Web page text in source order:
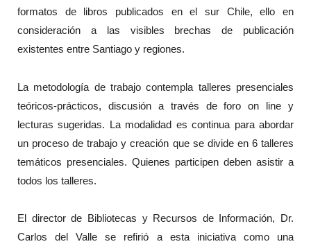
formatos de libros publicados en el sur Chile, ello en
consideración a las visibles brechas de publicación
existentes entre Santiago y regiones.
La metodología de trabajo contempla talleres presenciales
teóricos-prácticos, discusión a través de foro on line y
lecturas sugeridas. La modalidad es continua para abordar
un proceso de trabajo y creación que se divide en 6 talleres
temáticos presenciales. Quienes participen deben asistir a
todos los talleres.
El director de Bibliotecas y Recursos de Información, Dr.
Carlos del Valle se refirió a esta iniciativa como una